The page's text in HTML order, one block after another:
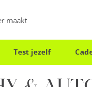
maakt
Test jezelf